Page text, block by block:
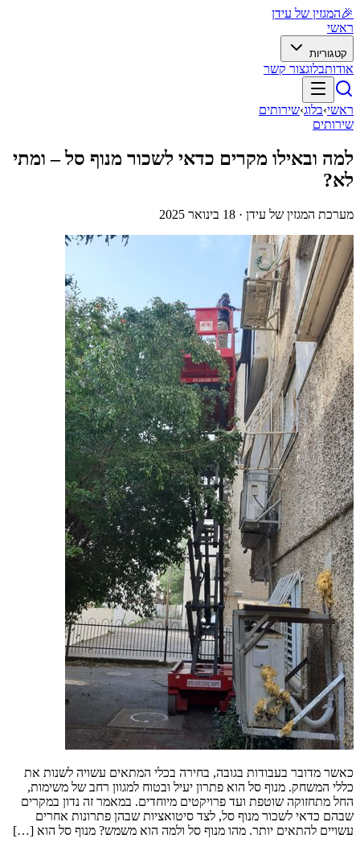
🎉המגזין של עידן
ראשי
קטגוריות
אודותבלוגצור קשר
ראשי›בלוג›שירותים
שירותים
למה ובאילו מקרים כדאי לשכור מנוף סל – ומתי
לא?
מערכת המגזין של עידן · 18 בינואר 2025
כאשר מדובר בעבודות בגובה, בחירה בכלי המתאים עשויה לשנות את
כללי המשחק. מנוף סל הוא פתרון יעיל ובטוח למגוון רחב של משימות,
החל מתחזוקה שוטפת ועד פרויקטים מיוחדים. במאמר זה נדון במקרים
שבהם כדאי לשכור מנוף סל, לצד סיטואציות שבהן פתרונות אחרים
עשויים להתאים יותר. מהו מנוף סל ולמה הוא משמש? מנוף סל הוא […]